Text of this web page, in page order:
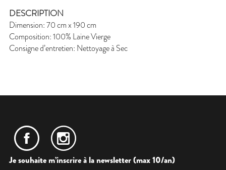
DESCRIPTION
Dimension: 70 cm x 190 cm
Composition: 100% Laine Vierge
Consigne d’entretien: Nettoyage à Sec
Je souhaite m’inscrire à la newsletter (max 10/an)